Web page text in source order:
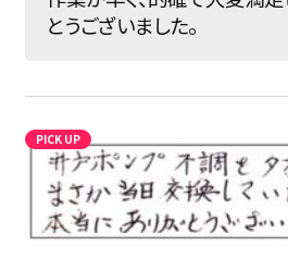
とうございました。